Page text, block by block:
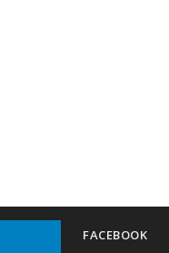
FACEBOOK